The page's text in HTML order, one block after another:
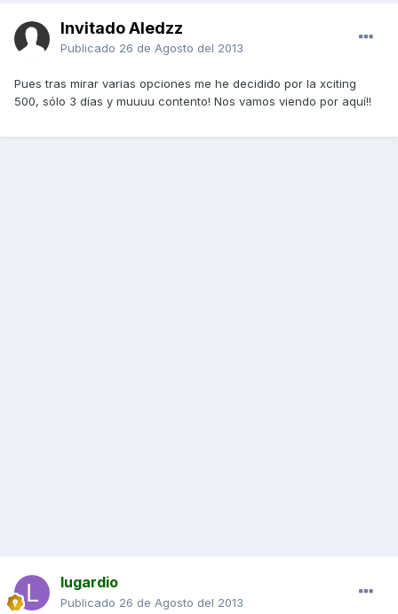
Invitado Aledzz
Publicado 26 de Agosto del 2013
Pues tras mirar varias opciones me he decidido por la xciting
500, sólo 3 días y muuuu contento! Nos vamos viendo por aquí!!
lugardio
Publicado 26 de Agosto del 2013